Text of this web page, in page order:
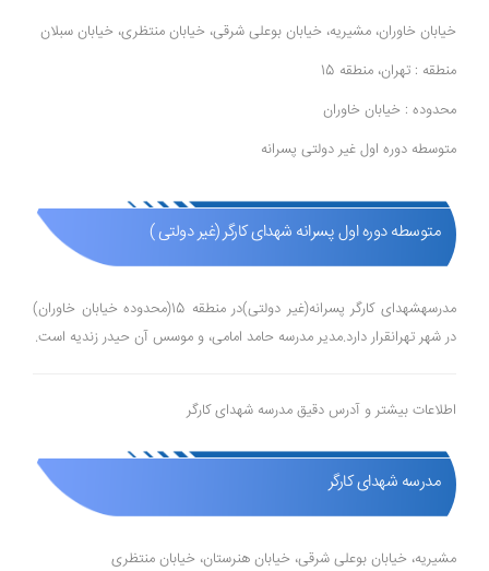
خیابان خاوران، مشیریه، خیابان بوعلی شرقی، خیابان منتظری، خیابان سبلان
منطقه : تهران، منطقه 15
محدوده : خیابان خاوران
متوسطه دوره اول غیر دولتی پسرانه
متوسطه دوره اول پسرانه شهدای کارگر (غیر دولتی )
مدرسهشهدای کارگر پسرانه(غیر دولتی)در منطقه 15(محدوده خیابان خاوران)
در شهر تهرانقرار دارد.مدیر مدرسه حامد امامی، و موسس آن حیدر زندیه است.
اطلاعات بیشتر و آدرس دقیق مدرسه شهدای کارگر
مدرسه شهدای کارگر
مشیریه، خیابان بوعلی شرقی، خیابان هنرستان، خیابان منتظری